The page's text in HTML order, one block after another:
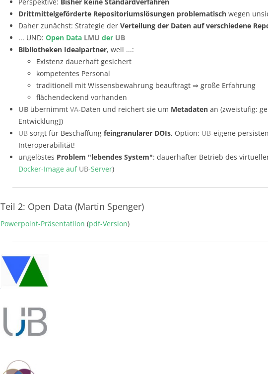
Drittmittelgeförderte Repositoriumslösungen problematisch wegen
Daher zunächst: Strategie der Verteilung der Daten auf verschiedene
... UND: Open Data LMU der UB
Bibliotheken Idealpartner, weil ...:
Existenz dauerhaft gesichert
kompetentes Personal
traditionell mit Wissensbewahrung beauftragt ⇒ große Erfahrung
flächendeckend vorhanden
UB übernimmt VA-Daten und reichert sie um Metadaten an (zweistufig:
Entwicklung])
UB sorgt für Beschaffung feingranularer DOIs, Option: UB-eigene
Interoperabilität!
ungelöstes Problem "lebendes System": dauerhafter Betrieb des
Docker-Image auf UB-Server)
Teil 2: Open Data (Martin Spenger)
Powerpoint-Präsentatiion (pdf-Version)